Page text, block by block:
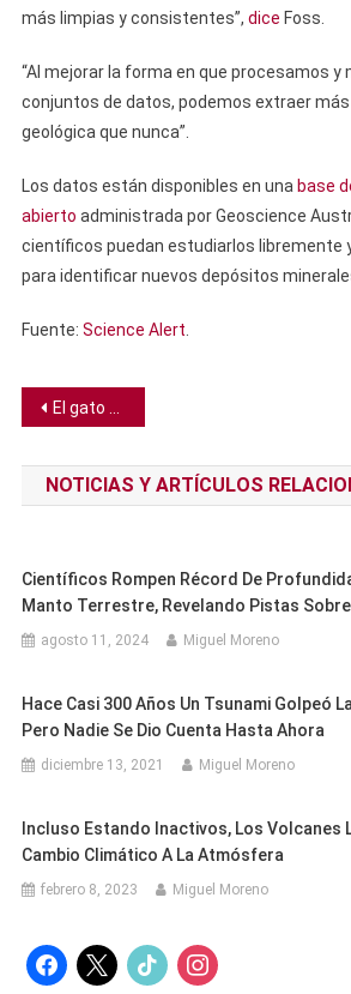
más limpias y consistentes”, dice Foss.
“Al mejorar la forma en que procesamos
conjuntos de datos, podemos extraer
geológica que nunca”.
Los datos están disponibles en una base
abierto administrada por Geoscience
científicos puedan estudiarlos libremente
para identificar nuevos depósitos
Fuente: Science Alert.
Navegación
de
entradas
El gato más mortífero del mundo vive en madrigueras abandonadas por roedores en Namibia
NOTICIAS Y ARTÍCULOS
Científicos Rompen Récord De
Manto Terrestre, Revelando Pistas Sobre
agosto 11, 2024 Miguel Moreno
Hace Casi 300 Años Un Tsunami Golpeó
Pero Nadie Se Dio Cuenta Hasta Ahora
diciembre 13, 2021 Miguel Moreno
Incluso Estando Inactivos, Los Volcanes
Cambio Climático A La Atmósfera
febrero 8, 2023 Miguel Moreno
facebook
x tiktok instagram